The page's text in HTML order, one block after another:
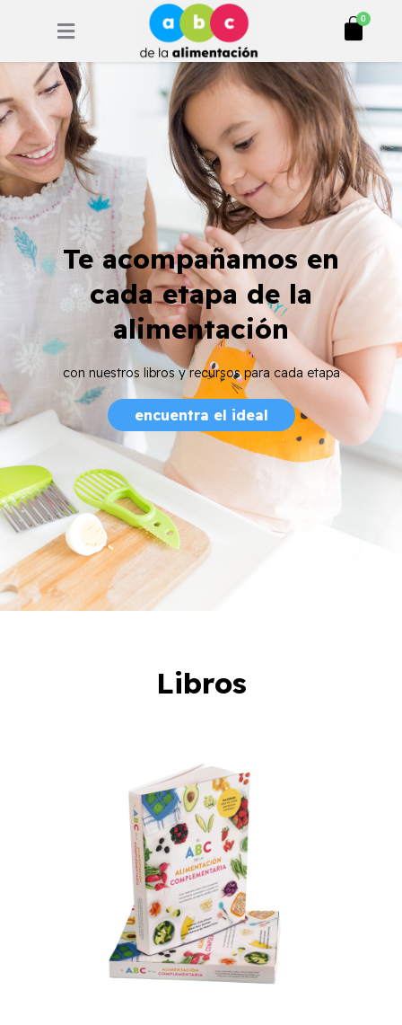
0
Cart
Te acompañamos en
cada etapa de la
alimentación
con nuestros libros y recursos para cada etapa
encuentra el ideal
Libros